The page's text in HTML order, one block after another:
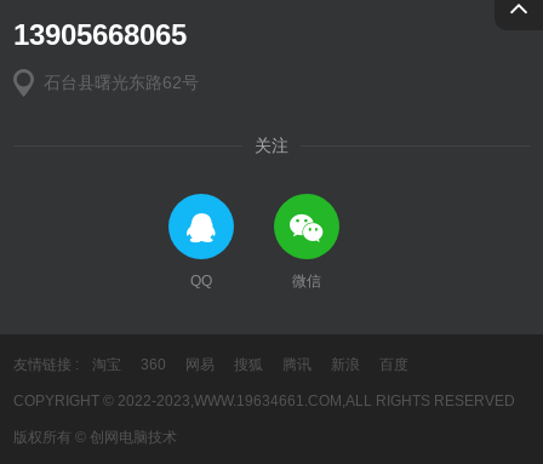
13905668065
石台县曙光东路62号
关注
QQ 微信
友情链接 : 淘宝 360 网易 搜狐 腾讯 新浪 百度
COPYRIGHT © 2022-2023,WWW.19634661.COM,ALL RIGHTS RESERVED
版权所有 © 创网电脑技术